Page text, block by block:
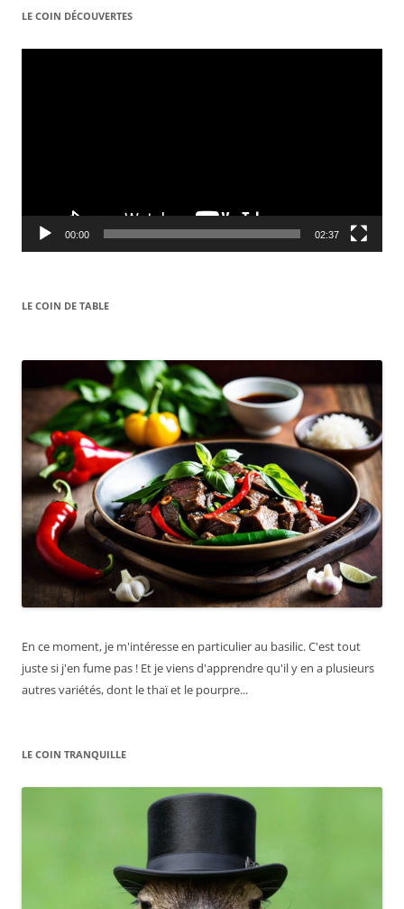
LE COIN DÉCOUVERTES
Video
00:00 02:37
LE COIN DE TABLE
En ce moment, je m'intéresse en particulier au basilic. C'est tout
juste si j'en fume pas ! Et je viens d'apprendre qu'il y en a plusieurs
autres variétés, dont le thaï et le pourpre...
LE COIN TRANQUILLE